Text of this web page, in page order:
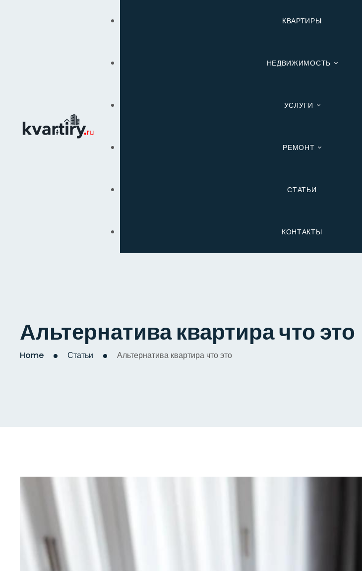
КВАРТИРЫ
НЕДВИЖИМОСТЬ
УСЛУГИ
РЕМОНТ
СТАТЬИ
КОНТАКТЫ
Альтернатива квартира что это
Home Статьи Альтернатива квартира что это